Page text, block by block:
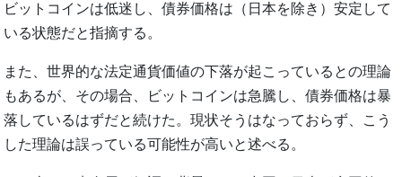
ビットコインは低迷し、債券価格は（日本を除き）安定して
いる状態だと指摘する。
また、世界的な法定通貨価値の下落が起こっているとの理論
もあるが、その場合、ビットコインは急騰し、債券価格は暴
落しているはずだと続けた。現状そうはなっておらず、こう
した理論は誤っている可能性が高いと述べる。